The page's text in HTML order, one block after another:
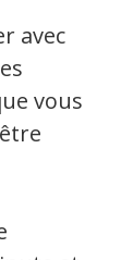
avec
vous